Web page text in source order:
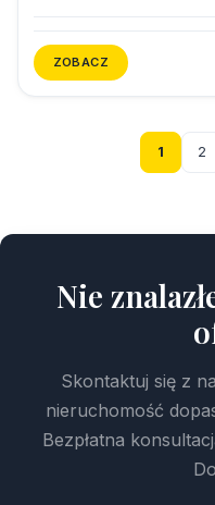
ZOBACZ
1 2
Nie
Skontaktuj się z
nieruchomość
Bezpłatna